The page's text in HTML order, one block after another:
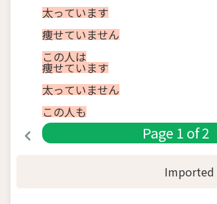
太っています
痩せていません
この人は
痩せています
太っていません
この人も
Page 1 of2
Imported